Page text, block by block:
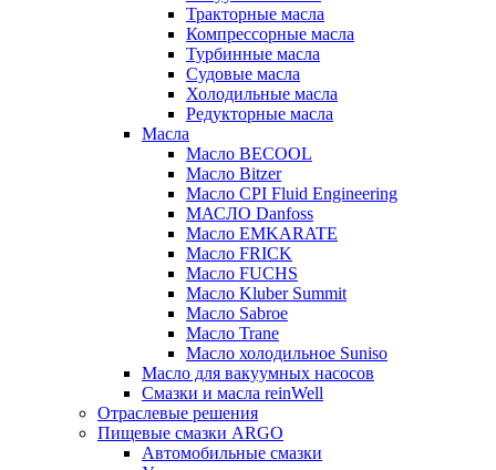
Тракторные масла
Компрессорные масла
Турбинные масла
Судовые масла
Холодильные масла
Редукторные масла
Масла
Масло BECOOL
Масло Bitzer
Масло CPI Fluid Engineering
МАСЛО Danfoss
Масло EMKARATE
Масло FRICK
Масло FUCHS
Масло Kluber Summit
Масло Sabroe
Масло Trane
Масло холодильное Suniso
Масло для вакуумных насосов
Смазки и масла reinWell
Отраслевые решения
Пищевые смазки ARGO
Автомобильные смазки